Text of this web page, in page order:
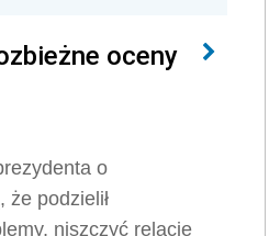
oceny
o
podzielił
niszczyć relacje